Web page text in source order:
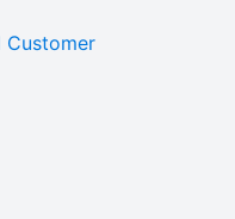
Customer